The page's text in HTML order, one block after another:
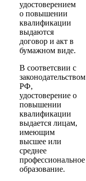
удостоверением
о повышении
квалификации
выдаются
договор и акт в
бумажном виде.
В соответсвии с
законодательством
РФ,
удостоверение о
повышении
квалификации
выдается лицам,
имеющим
высшее или
среднее
профессиональное
образование.